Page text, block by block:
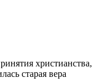
христианства,
старая вера